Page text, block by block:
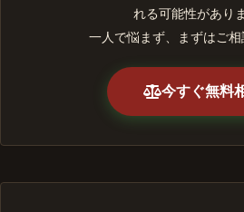
れる可能性があり
一人で悩まず、まずはご相
今すぐ無料